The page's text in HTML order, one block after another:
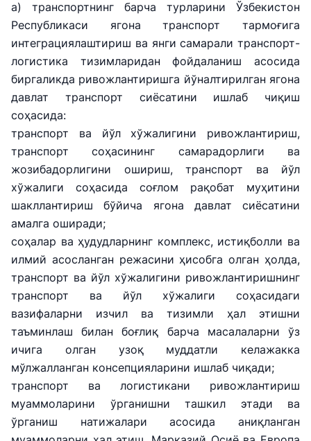
а) транспортнинг барча турларини Ўзбекистон
Республикаси ягона транспорт тармоғига
интеграциялаштириш ва янги самарали транспорт-
логистика тизимларидан фойдаланиш асосида
биргаликда ривожлантиришга йўналтирилган ягона
давлат транспорт сиёсатини ишлаб чиқиш
соҳасида:
транспорт ва йўл хўжалигини ривожлантириш,
транспорт соҳасининг самарадорлиги ва
жозибадорлигини ошириш, транспорт ва йўл
хўжалиги соҳасида соғлом рақобат муҳитини
шакллантириш бўйича ягона давлат сиёсатини
амалга оширади;
соҳалар ва ҳудудларнинг комплекс, истиқболли ва
илмий асосланган режасини ҳисобга олган ҳолда,
транспорт ва йўл хўжалигини ривожлантиришнинг
транспорт ва йўл хўжалиги соҳасидаги
вазифаларни изчил ва тизимли ҳал этишни
таъминлаш билан боғлиқ барча масалаларни ўз
ичига олган узоқ муддатли келажакка
мўлжалланган консепцияларини ишлаб чиқади;
транспорт ва логистикани ривожлантириш
муаммоларини ўрганишни ташкил этади ва
ўрганиш натижалари асосида аниқланган